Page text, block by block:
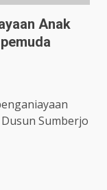
Anak
Sumberjo